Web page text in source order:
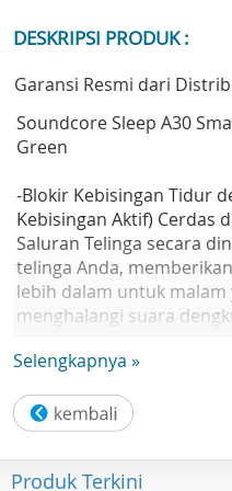
DESKRIPSI PRODUK :
Garansi Resmi dari
Soundcore Sleep A30
Green
-Blokir Kebisingan Tidur
Kebisingan Aktif) Cerdas
Saluran Telinga secara
telinga Anda,
lebih dalam untuk malam
menghalangi suara
-Penyamaran Dengkuran
memantau dan
earbud mengoptimalkan
secara konstan. Audio
Selengkapnya »
Produk Terkini